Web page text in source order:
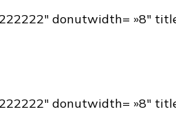
donutwidth= »8″
donutwidth= »8″